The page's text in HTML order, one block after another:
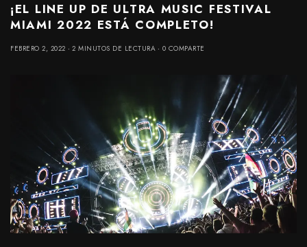
¡EL LINE UP DE ULTRA MUSIC FESTIVAL
MIAMI 2022 ESTÁ COMPLETO!
FEBRERO 2, 2022 2 MINUTOS DE LECTURA 0 COMPARTE